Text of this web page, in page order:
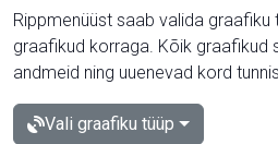
Rippmenüüst saab valida graafiku
graafikud korraga. Kõik graafikud
andmeid ning uuenevad kord tunnis.
Vali graafiku tüüp